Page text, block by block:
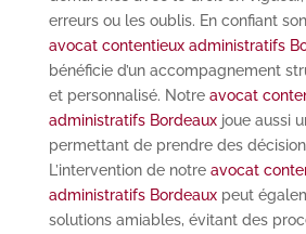
erreurs ou les oublis. En confiant
avocat contentieux administratifs
bénéficie d’un accompagnement
et personnalisé. Notre avocat
administratifs Bordeauxjoue aussi
permettant de prendre des
L’intervention de notre avocat
administratifs Bordeauxpeut
solutions amiables, évitant des